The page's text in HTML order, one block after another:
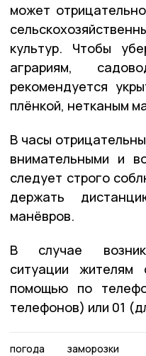
может
культур. Чтобы
аграриям,
рекомендуется
плёнкой, нетканым
В часы
внимательными и
следует строго
держать
манёвров.
В случае
ситуации жителям
помощью по
телефонов) или 01
погода заморозки